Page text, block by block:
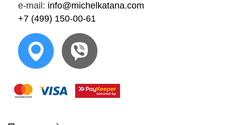
e-mail: info@michelkatana.com
+7 (499) 150-00-61